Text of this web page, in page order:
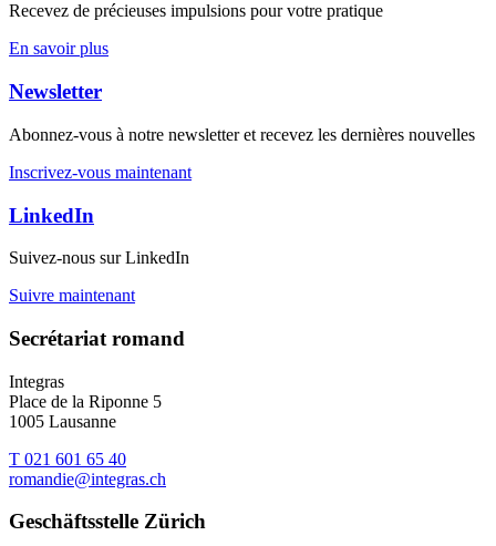
Recevez de précieuses impulsions pour votre pratique
En savoir plus
Newsletter
Abonnez-vous à notre newsletter et recevez les dernières nouvelles
Inscrivez-vous maintenant
LinkedIn
Suivez-nous sur LinkedIn
Suivre maintenant
Secrétariat romand
Integras
Place de la Riponne 5
1005 Lausanne
T 021 601 65 40
romandie@integras.ch
Geschäftsstelle Zürich